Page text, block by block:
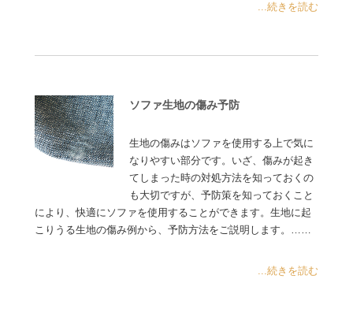
...続きを読む
ソファ生地の傷み予防
生地の傷みはソファを使用する上で気に
なりやすい部分です。いざ、傷みが起き
てしまった時の対処方法を知っておくの
も大切ですが、予防策を知っておくこと
により、快適にソファを使用することができます。生地に起
こりうる生地の傷み例から、予防方法をご説明します。……
...続きを読む